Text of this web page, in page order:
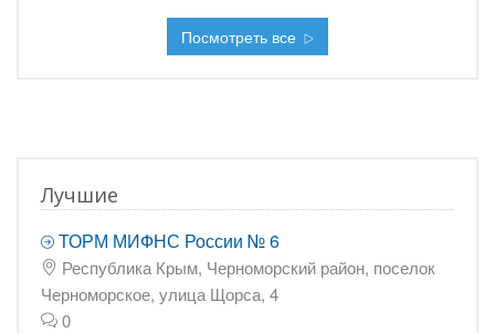
Посмотреть все
Лучшие
ТОРМ МИФНС России № 6
Республика Крым, Черноморский район, поселок
Черноморское, улица Щорса, 4
0